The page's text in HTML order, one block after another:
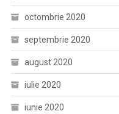
octombrie 2020
septembrie 2020
august 2020
iulie 2020
iunie 2020